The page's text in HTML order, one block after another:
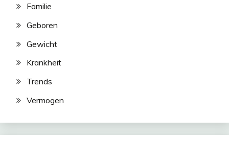
Familie
Geboren
Gewicht
Krankheit
Trends
Vermogen